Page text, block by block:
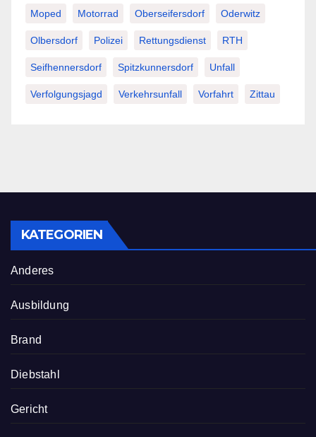
Moped Motorrad Oberseifersdorf Oderwitz
Olbersdorf Polizei Rettungsdienst RTH
Seifhennersdorf Spitzkunnersdorf Unfall
Verfolgungsjagd Verkehrsunfall Vorfahrt Zittau
KATEGORIEN
Anderes
Ausbildung
Brand
Diebstahl
Gericht